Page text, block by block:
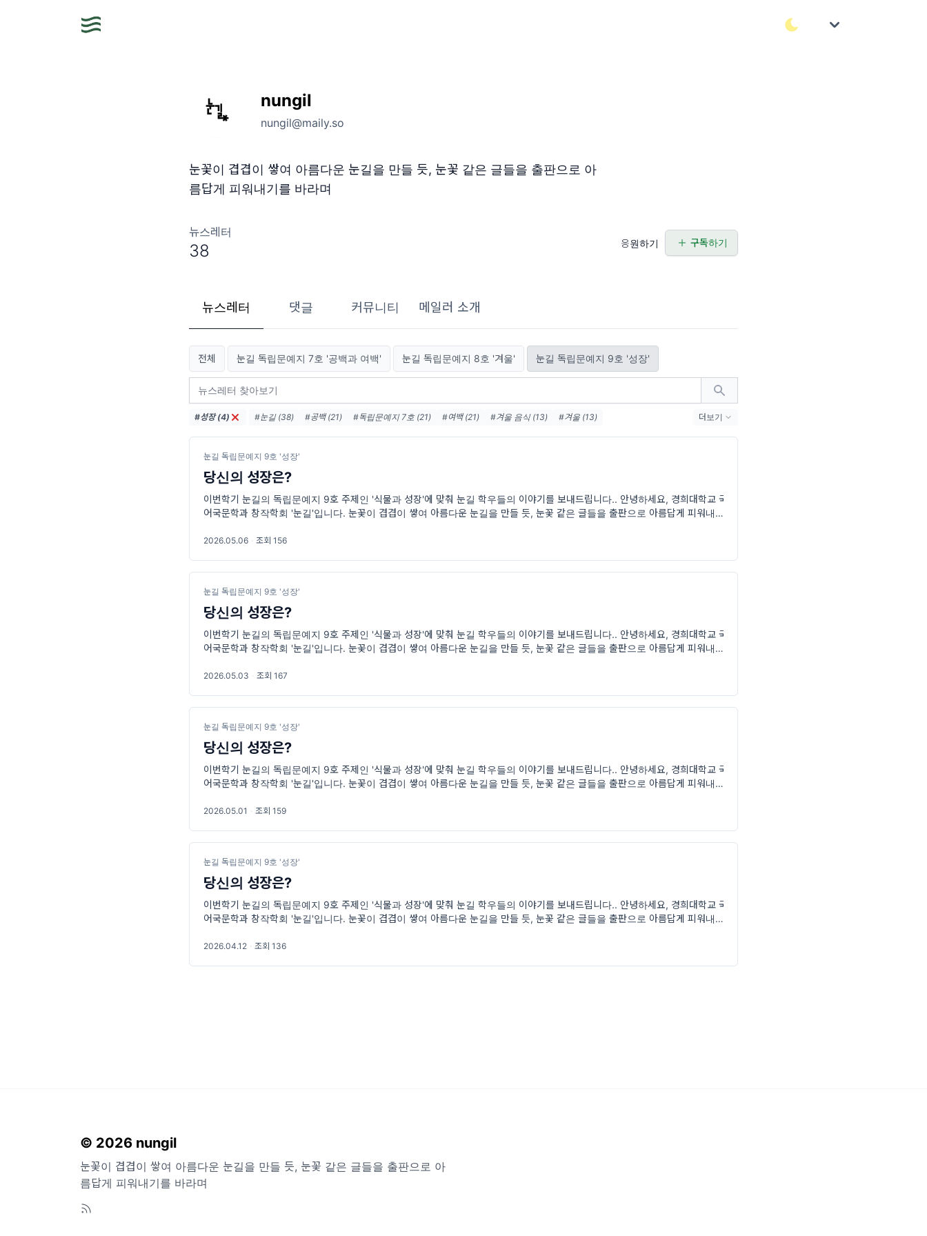
nungil
nungil@maily.so
눈꽃이 겹겹이 쌓여 아름다운 눈길을 만들 듯, 눈꽃 같은 글들을 출판으로 아
름답게 피워내기를 바라며
뉴스레터
38 응원하기 구독하기
뉴스레터 댓글 커뮤니티 메일러 소개
전체 눈길 독립문예지 7호 '공백과 여백' 눈길 독립문예지 8호 '겨울' 눈길 독립문예지 9호 '성장'
#성장 (4) #눈길 (38) #공백 (21) #독립문예지 7호 (21) #여백 (21) #겨울 음식 (13)
#겨울 (13)
더보기
눈길 독립문예지 9호 '성장'
당신의 성장은?
이번학기 눈길의 독립문예지 9호 주제인 '식물과 성장'에 맞춰 눈길 학우들의 이야기를 보내드립니다.. 안녕하세요, 경희대학교 국
어국문학과 창작학회 '눈길'입니다. 눈꽃이 겹겹이 쌓여 아름다운 눈길을 만들 듯, 눈꽃 같은 글들을 출판으로 아름답게 피워내기를
2026.05.06 · 조회 156
눈길 독립문예지 9호 '성장'
당신의 성장은?
이번학기 눈길의 독립문예지 9호 주제인 '식물과 성장'에 맞춰 눈길 학우들의 이야기를 보내드립니다.. 안녕하세요, 경희대학교 국
어국문학과 창작학회 '눈길'입니다. 눈꽃이 겹겹이 쌓여 아름다운 눈길을 만들 듯, 눈꽃 같은 글들을 출판으로 아름답게 피워내기를
2026.05.03 · 조회 167
눈길 독립문예지 9호 '성장'
당신의 성장은?
이번학기 눈길의 독립문예지 9호 주제인 '식물과 성장'에 맞춰 눈길 학우들의 이야기를 보내드립니다.. 안녕하세요, 경희대학교 국
어국문학과 창작학회 '눈길'입니다. 눈꽃이 겹겹이 쌓여 아름다운 눈길을 만들 듯, 눈꽃 같은 글들을 출판으로 아름답게 피워내기를
2026.05.01 · 조회 159
눈길 독립문예지 9호 '성장'
당신의 성장은?
이번학기 눈길의 독립문예지 9호 주제인 '식물과 성장'에 맞춰 눈길 학우들의 이야기를 보내드립니다.. 안녕하세요, 경희대학교 국
어국문학과 창작학회 '눈길'입니다. 눈꽃이 겹겹이 쌓여 아름다운 눈길을 만들 듯, 눈꽃 같은 글들을 출판으로 아름답게 피워내기를
2026.04.12 · 조회 136
© 2026 nungil
눈꽃이 겹겹이 쌓여 아름다운 눈길을 만들 듯, 눈꽃 같은 글들을 출판으로 아
름답게 피워내기를 바라며